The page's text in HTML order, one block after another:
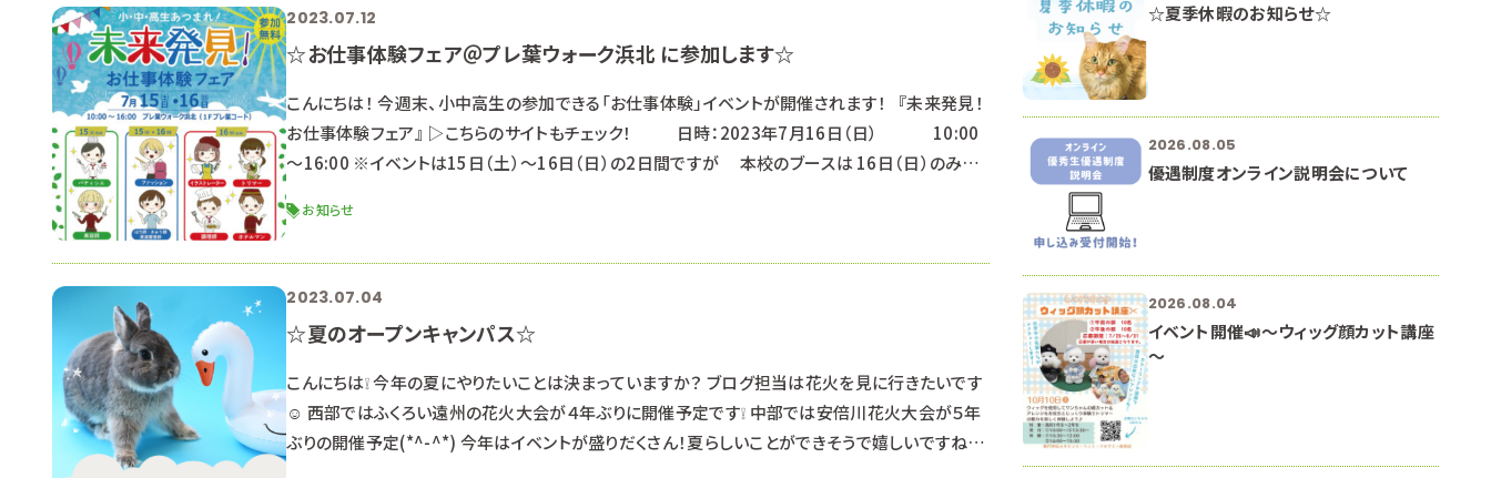
2023.07.12
☆お仕事体験フェア＠プレ葉ウォーク浜北 に参加します☆
こんにちは！ 今週末、小中高生の参加できる「お仕事体験」イベントが開催されます！ 『未来発見！
お仕事体験フェア』 ▷こちらのサイトもチェック！ 日時：2023年7月16日（日） 10:00
～16:00 ※イベントは15日（土）～16日（日）の2日間ですが 本校のブースは 16日（日）のみ出
意ください。 内容：☆トリミング体験☆ わんちゃんのマネキンにブラッシング体験
お知らせ
2023.07.04
☆夏のオープンキャンパス☆
こんにちは❕ 今年の夏にやりたいことは決まっていますか？ ブログ担当は花火を見に行きたいです
☺ 西部ではふくろい遠州の花火大会が４年ぶりに開催予定です❕ 中部では安倍川花火大会が５年
ぶりの開催予定(*^-^*) 今年はイベントが盛りだくさん！夏らしいことができそうで嬉しいですね♪
☆夏季休暇のお知らせ☆
2026.08.05
優遇制度オンライン説明会について
2026.08.04
イベント開催📣～ウィッグ顔カット講座
～